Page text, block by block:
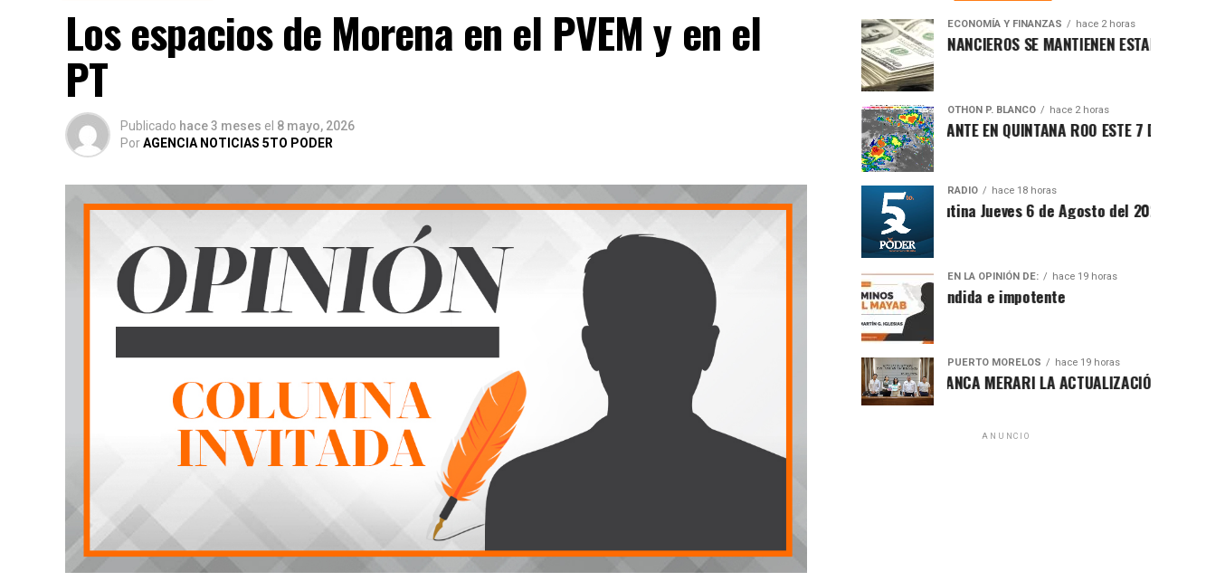
Los espacios de Morena en el PVEM y en el
PT
Publicado hace 3 meses el 8 mayo, 2026
PorAGENCIA NOTICIAS 5TO PODER
ECONOMÍA Y FINANZAS hace 2 horas
MERCADOS FINANCIEROS SE MANTIENEN ESTABLES
OTHON P. BLANCO hace 2 horas
CLIMA SOFOCANTE EN QUINTANA ROO ESTE 7 DE AGOSTO DE
RADIO hace 18 horas
Síntesis Matutina Jueves 6 de Agosto del 2026
EN LA OPINIÓN DE: hace 19 horas
Sociedad ofendida e impotente
PUERTO MORELOS hace 19 horas
PRESENTA BLANCA MERARI LA ACTUALIZACIÓN DEL ATLAS
ANUNCIO